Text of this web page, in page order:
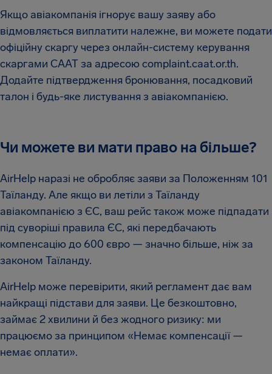
Якщо авіакомпанія ігнорує вашу заяву або
відмовляється виплатити належне, ви можете подати
офіційну скаргу через онлайн-систему керування
скаргами CAAT за адресою complaint.caat.or.th.
Додайте підтвердження бронювання, посадковий
талон і будь-яке листування з авіакомпанією.
Чи можете ви мати право на більше?
AirHelp наразі не обробляє заяви за Положенням 101
Таїланду. Але якщо ви летіли з Таїланду
авіакомпанією з ЄС, ваш рейс також може підпадати
під суворіші правила ЄС, які передбачають
компенсацію до 600 євро — значно більше, ніж за
законом Таїланду.
AirHelp може перевірити, який регламент дає вам
найкращі підстави для заяви. Це безкоштовно,
займає 2 хвилини й без жодного ризику: ми
працюємо за принципом «Немає компенсації —
немає оплати».